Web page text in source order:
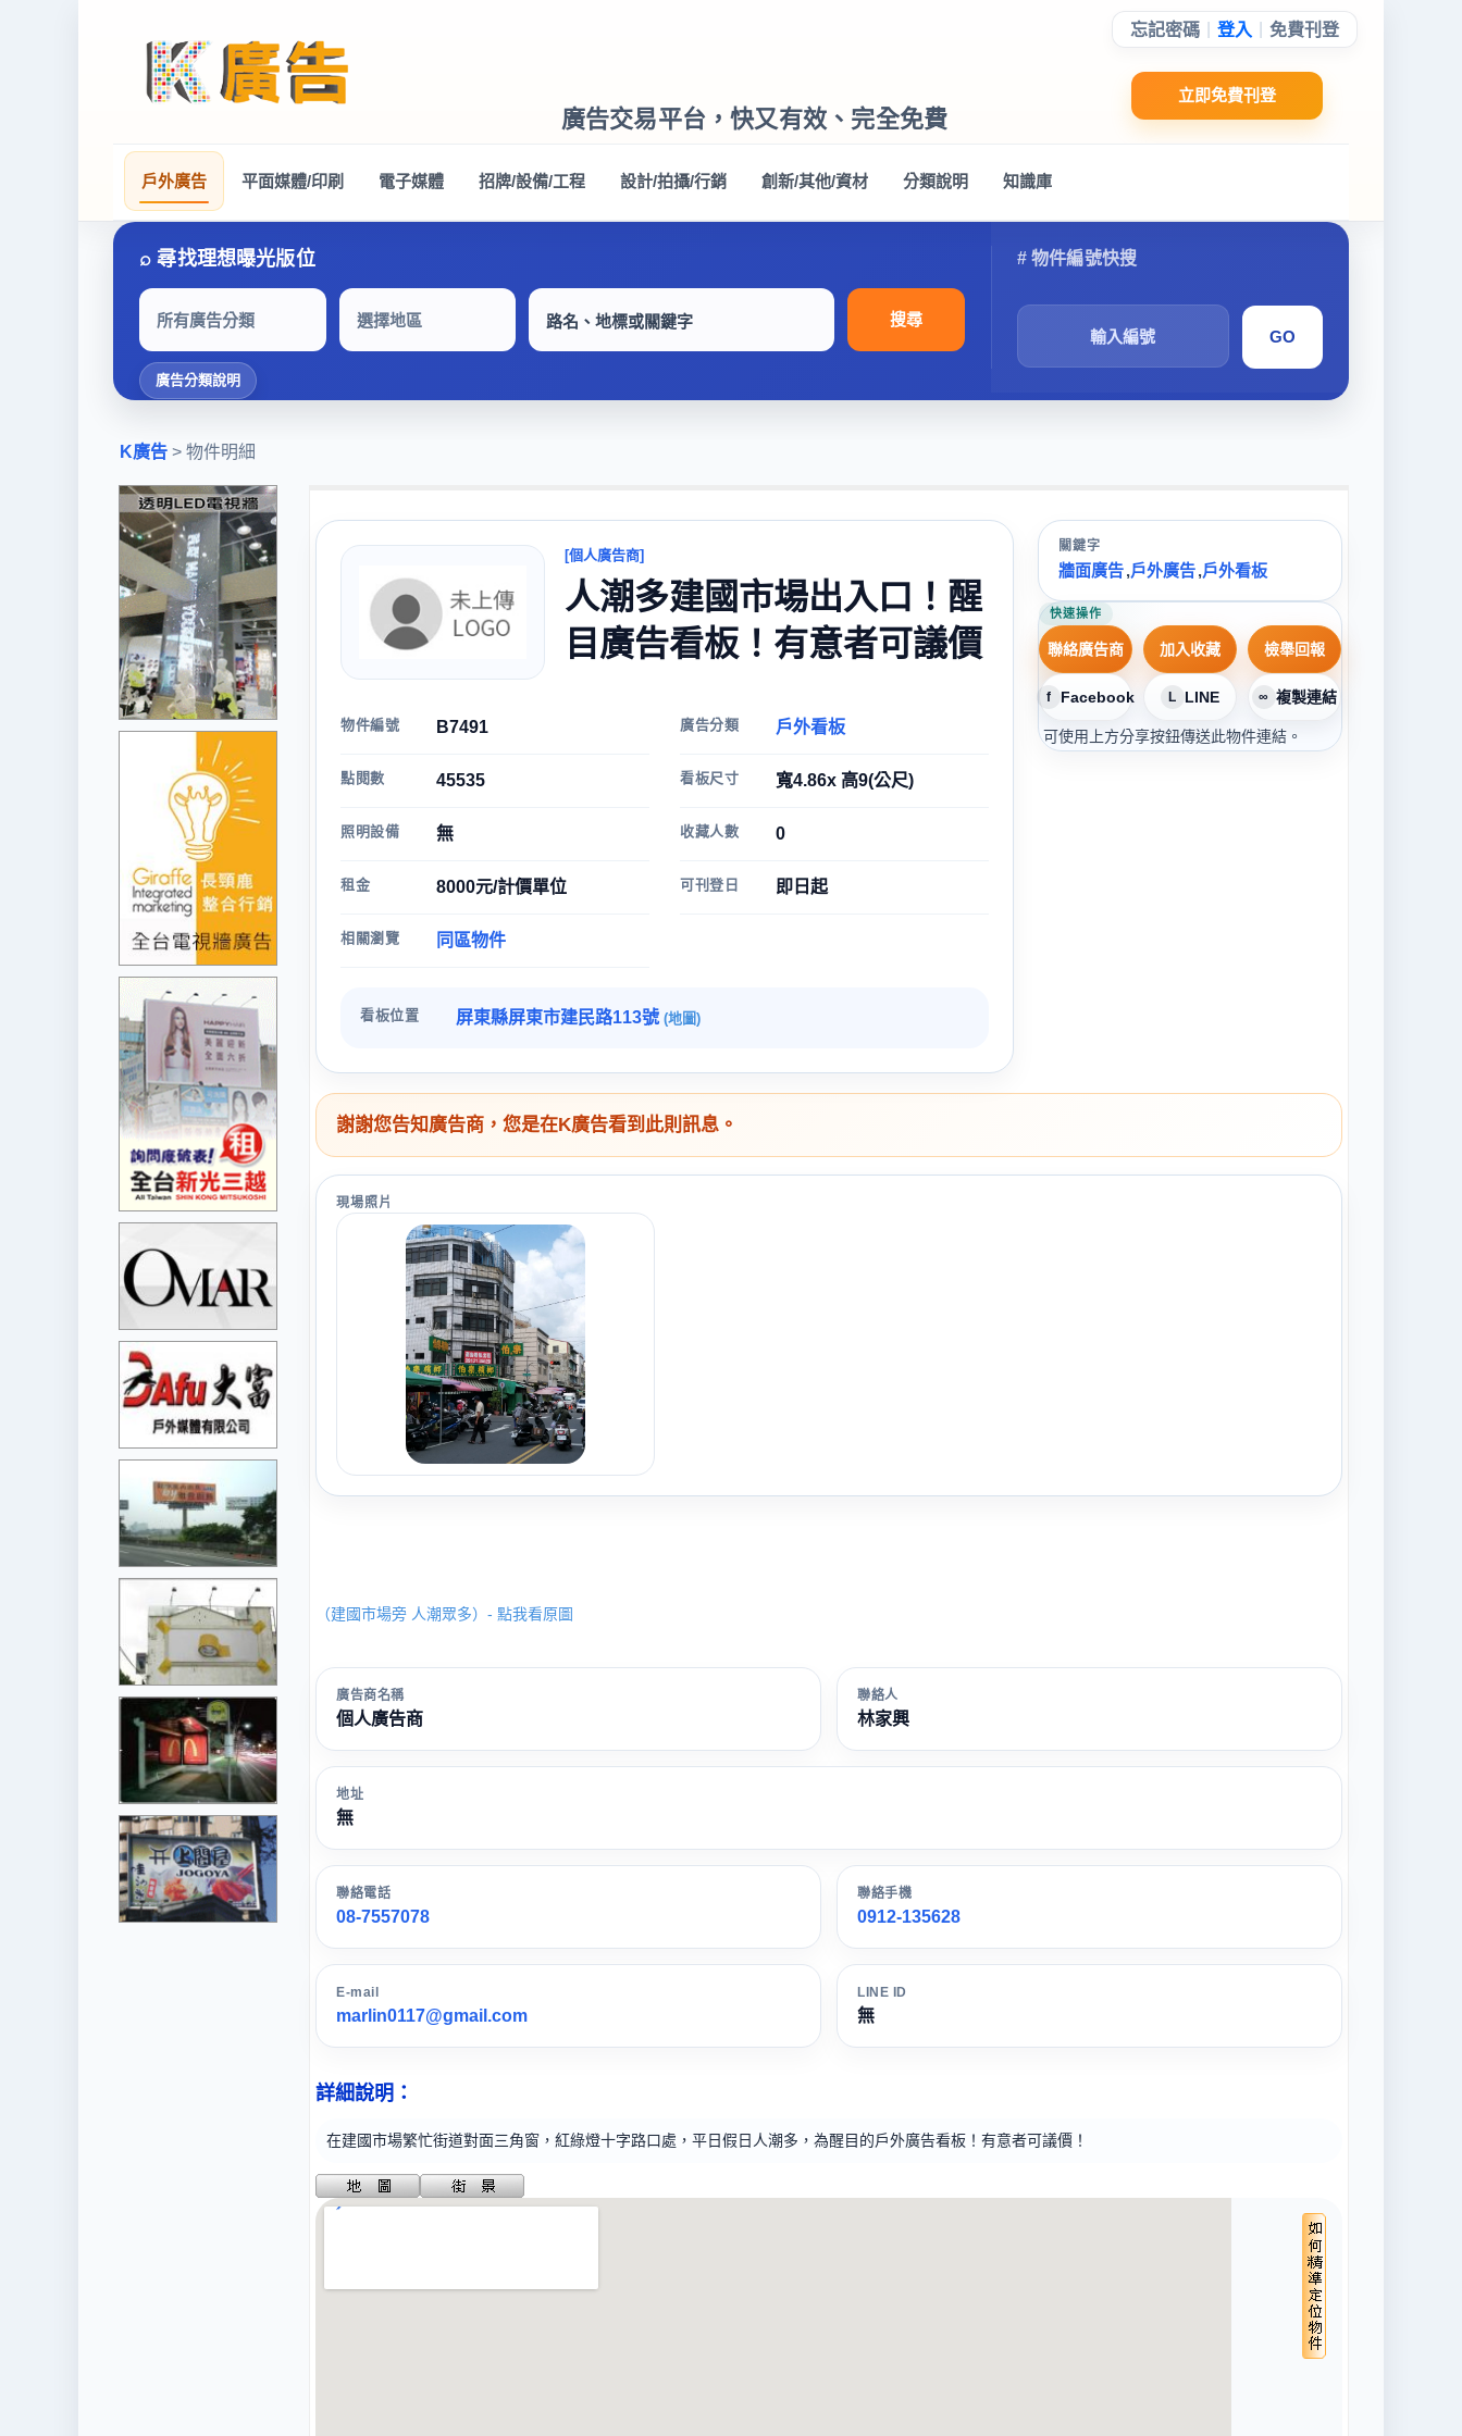
廣告交易平台，快又有效、完全免費
立即免費刊登
忘記密碼 登入 免費刊登
戶外廣告 平面媒體/印刷 電子媒體 招牌/設備/工程 設計/拍攝/行銷 創新/其他/資材 分類說明 知識庫
所有廣告分類 選擇地區 搜尋
廣告分類說明
尋
K廣告 > 物件明細
[個人廣告商]
人潮多建國市場出入口！醒
目廣告看板！有意者可議價
物件編號 B7491 廣告分類 戶外看板
點閱數 45535 看板尺寸 寬4.86x 高9(公尺)
照明設備 無 收藏人數 0
租金 8000元/計價單位 可刊登日 即日起
相關瀏覽 同區物件
看板位置 屏東縣屏東市建民路113號 (地圖)
關鍵字
牆面廣告,戶外廣告,戶外看板
快速操作
聯絡廣告商 加入收藏 檢舉回報
f Facebook L LINE ∞ 複製連結
可使用上方分享按鈕傳送此物件連結。
謝謝您告知廣告商，您是在K廣告看到此則訊息。
現場照片
（建國市場旁 人潮眾多）- 點我看原圖
廣告商名稱
個人廣告商
聯絡人
林家興
地址
無
聯絡電話
08-7557078
聯絡手機
0912-135628
E-mail
marlin0117@gmail.com
LINE ID
無
詳細說明：
在建國市場繁忙街道對面三角窗，紅綠燈十字路口處，平日假日人潮多，為醒目的戶外廣告看板！有意者可議價！